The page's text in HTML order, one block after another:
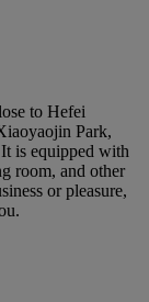
to Hefei
Park,
is equipped with
room, and other
or pleasure,